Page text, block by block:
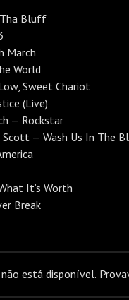
Tha Bluff
March
World
Sweet Chariot
(Live)
— Rockstar
Scott — Wash Us In The
It’s Worth
Break
está disponível.